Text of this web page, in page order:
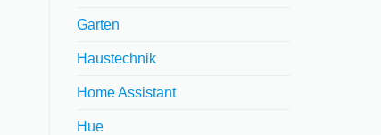
Garten
Haustechnik
Home Assistant
Hue